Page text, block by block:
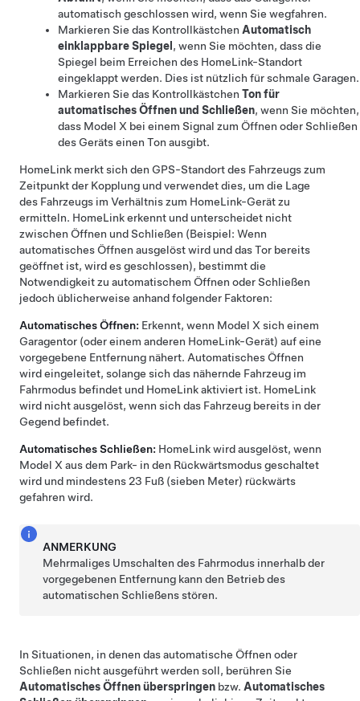
automatisch geschlossen wird, wenn Sie wegfahren.
Markieren Sie das Kontrollkästchen Automatisch
einklappbare Spiegel , wenn Sie möchten, dass die
Spiegel beim Erreichen des HomeLink-Standort
eingeklappt werden. Dies ist nützlich für schmale Garagen.
Markieren Sie das Kontrollkästchen Ton für
automatisches Öffnen und Schließen, wenn Sie möchten,
dass Model X bei einem Signal zum Öffnen oder Schließen
des Geräts einen Ton ausgibt.
HomeLink merkt sich den GPS-Standort des Fahrzeugs zum
Zeitpunkt der Kopplung und verwendet dies, um die Lage
des Fahrzeugs im Verhältnis zum HomeLink-Gerät zu
ermitteln. HomeLink erkennt und unterscheidet nicht
zwischen Öffnen und Schließen (Beispiel: Wenn
automatisches Öffnen ausgelöst wird und das Tor bereits
geöffnet ist, wird es geschlossen), bestimmt die
Notwendigkeit zu automatischem Öffnen oder Schließen
jedoch üblicherweise anhand folgender Faktoren:
Automatisches Öffnen: Erkennt, wenn Model X sich einem
Garagentor (oder einem anderen HomeLink-Gerät) auf eine
vorgegebene Entfernung nähert. Automatisches Öffnen
wird eingeleitet, solange sich das nähernde Fahrzeug im
Fahrmodus befindet und HomeLink aktiviert ist. HomeLink
wird nicht ausgelöst, wenn sich das Fahrzeug bereits in der
Gegend befindet.
Automatisches Schließen: HomeLink wird ausgelöst, wenn
Model X aus dem Park- in den Rückwärtsmodus geschaltet
wird und mindestens23 Fuß (sieben Meter) rückwärts
gefahren wird.
ANMERKUNG
Mehrmaliges Umschalten des Fahrmodus innerhalb der
vorgegebenen Entfernung kann den Betrieb des
automatischen Schließens stören.
In Situationen, in denen das automatische Öffnen oder
Schließen nicht ausgeführt werden soll, berühren Sie
Automatisches Öffnen überspringen bzw. Automatisches